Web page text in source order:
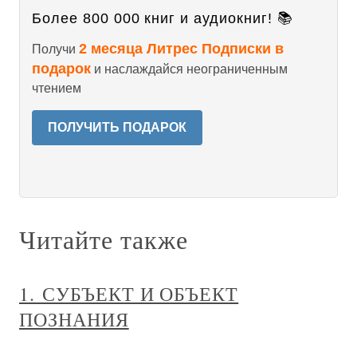
Более 800 000 книг и аудиокниг! 📚
Получи 2 месяца Литрес Подписки в
подарок и наслаждайся неограниченным
чтением
ПОЛУЧИТЬ ПОДАРОК
Читайте также
1. СУБЪЕКТ И ОБЪЕКТ
ПОЗНАНИЯ